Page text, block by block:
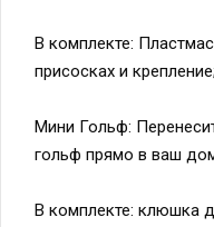
В комплекте:
присосках и крепление;
Мини Гольф:
гольф прямо в ваш
В комплекте: клюшка